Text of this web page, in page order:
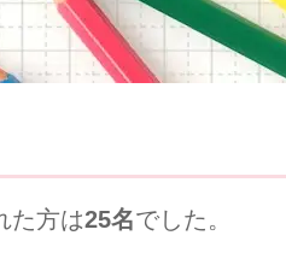
た方は25名でした。